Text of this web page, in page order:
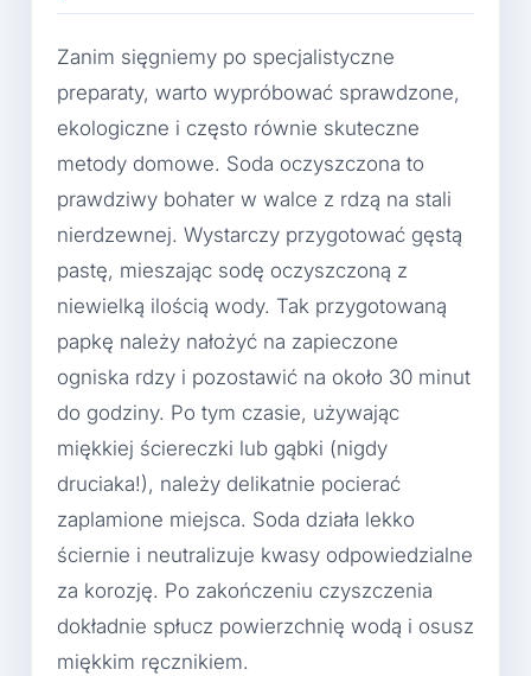
Zanim sięgniemy po specjalistyczne
preparaty, warto wypróbować sprawdzone,
ekologiczne i często równie skuteczne
metody domowe. Soda oczyszczona to
prawdziwy bohater w walce z rdzą na stali
nierdzewnej. Wystarczy przygotować gęstą
pastę, mieszając sodę oczyszczoną z
niewielką ilością wody. Tak przygotowaną
papkę należy nałożyć na zapieczone
ogniska rdzy i pozostawić na około 30 minut
do godziny. Po tym czasie, używając
miękkiej ściereczki lub gąbki (nigdy
druciaka!), należy delikatnie pocierać
zaplamione miejsca. Soda działa lekko
ściernie i neutralizuje kwasy odpowiedzialne
za korozję. Po zakończeniu czyszczenia
dokładnie spłucz powierzchnię wodą i osusz
miękkim ręcznikiem.